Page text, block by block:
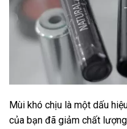
Mùi khó chịu là một dấu
của bạn đã giảm chất